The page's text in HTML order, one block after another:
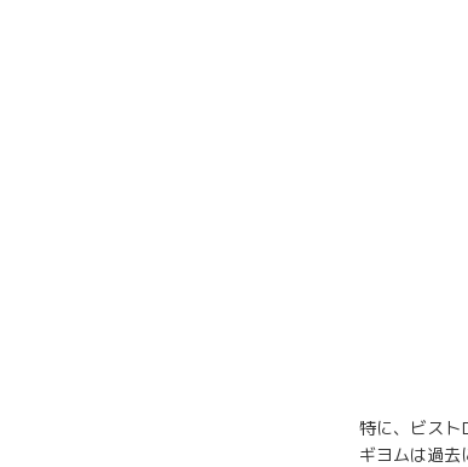
特に、ビスト
ギヨムは過去